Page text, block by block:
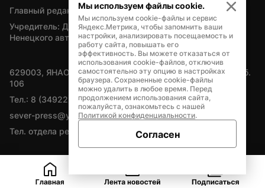
Главный редактор — А.Л. Поздеев
Учредитель: Департамент внутренней политики Ямало-
Ненецкого автономного округа
629003, ЯНАО, Салехард, мкр. Богдана Кнунянца, д.1, каб.
106
Тел.: 8 (34922) 71262
sever-press@yamal-media.ru
Тел. отдела рекламы: 8 (34922) 42728
Мы используем файлы cookie.
Мы используем cookie-файлы и сервис
Яндекс.Метрика, чтобы запомнить ваши
настройки, анализировать посещаемость и
работу сайта, повышать его
эффективность. Вы можете отказаться от
использования cookie-файлов, отключив
самостоятельно эту опцию в настройках
браузера. Сохраненные cookie-файлы
можно удалить в любое время. Перед
продолжением использования сайта,
пожалуйста, ознакомьтесь с нашей
Политикой конфиденциальности.
Согласен